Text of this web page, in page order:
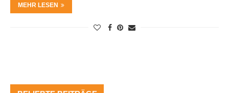
MEHR LESEN